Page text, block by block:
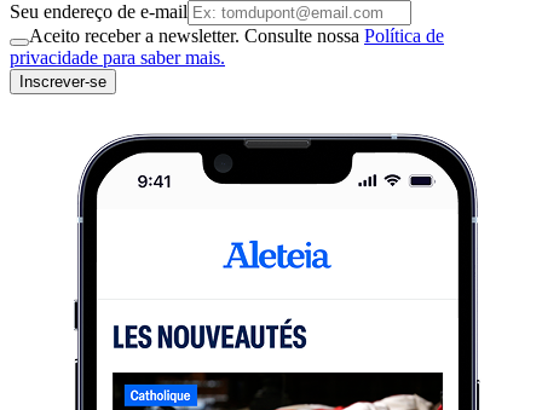
Seu endereço de e-mail
Aceito receber a newsletter. Consulte nossa Política de
privacidade para saber mais.
Inscrever-se